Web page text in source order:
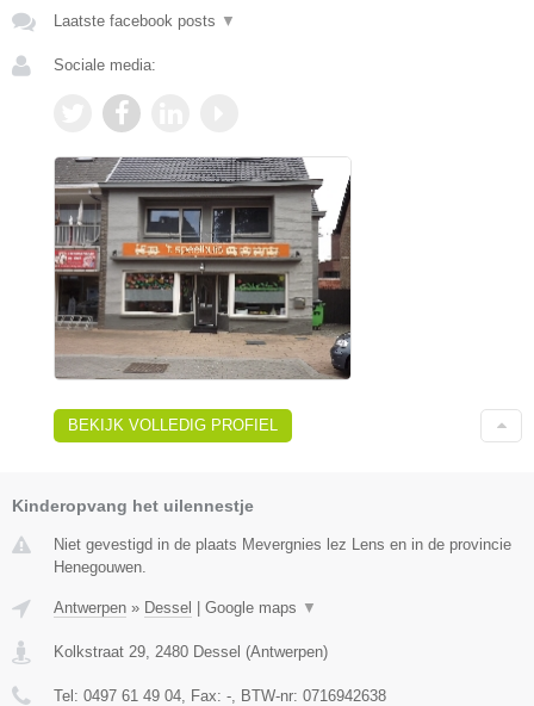
Laatste facebook posts ▼
Sociale media:
BEKIJK VOLLEDIG PROFIEL
Kinderopvang het uilennestje
Niet gevestigd in de plaats Mevergnies lez Lens en in de provincie
Henegouwen.
Antwerpen » Dessel Google maps ▼
Kolkstraat 29 2480 Dessel (Antwerpen)
Tel: 0497 61 49 04 , Fax: - , BTW-nr: 0716942638